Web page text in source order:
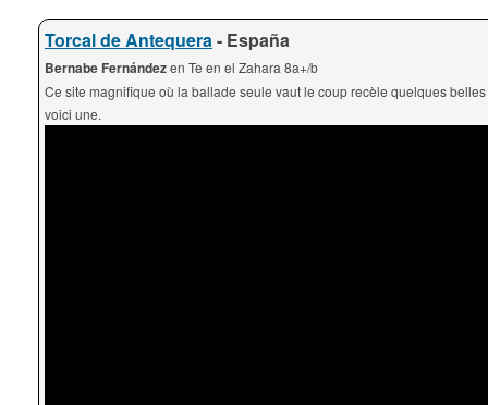
Torcal de Antequera- España
Bernabe Fernándezen Te en el Zahara 8a+/b
Ce site magnifique où la ballade seule vaut le coup recèle quelques
voici une.